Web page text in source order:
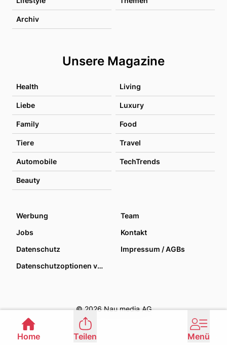
Archiv
Unsere Magazine
Health Living
Liebe Luxury
Family Food
Tiere Travel
Automobile TechTrends
Beauty
Werbung
Team
Jobs
Kontakt
Datenschutz
Impressum / AGBs
Datenschutzoptionen verwalten
© 2026 Nau media AG
Home Teilen Menü